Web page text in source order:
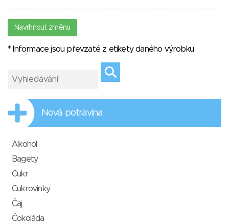
Navrhnout změnu
* Informace jsou převzaté z etikety daného výrobku
Nová potravina
Alkohol
Bagety
Cukr
Cukrovinky
Čaj
Čokoláda